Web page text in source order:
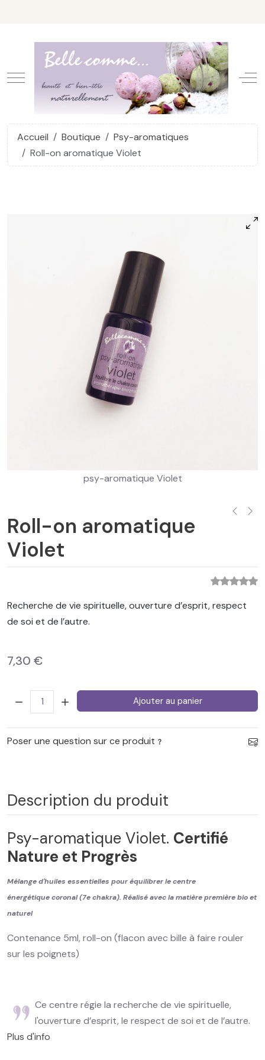
Mobile Menu Toggle
Accueil Boutique
Psy-aromatiques
Roll-on aromatique Violet
psy-aromatique Violet
Roll-on aromatique
Violet
Recherche de vie spirituelle, ouverture d’esprit, respect
de soi et de l’autre.
7,30 €
Quantité: Ajouter au panier
Poser une question sur ce produit
Description du produit
Psy-aromatique Violet. Certifié
Nature et Progrès
Mélange d'huiles essentielles pour équilibrer le centre
énergétique coronal (7e chakra). Réalisé avec la matière première bio et
naturel
Contenance 5ml, roll-on (flacon avec bille à faire rouler
sur les poignets)
Ce centre régie la recherche de vie spirituelle,
l'ouverture d’esprit, le respect de soi et de l’autre.
Plus d'info